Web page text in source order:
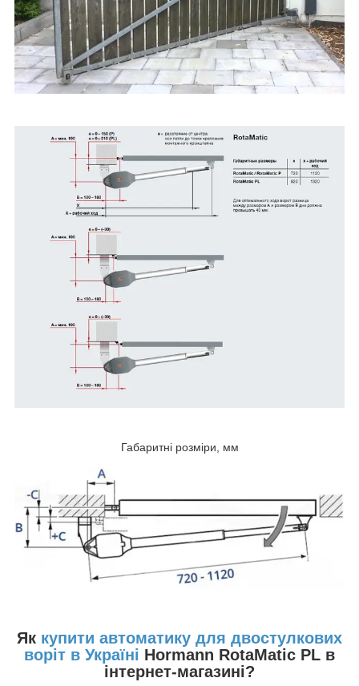
Габаритні розміри, мм
Як купити автоматику для двостулкових
воріт в Україні Hormann RotaMatic PL в
інтернет-магазині?